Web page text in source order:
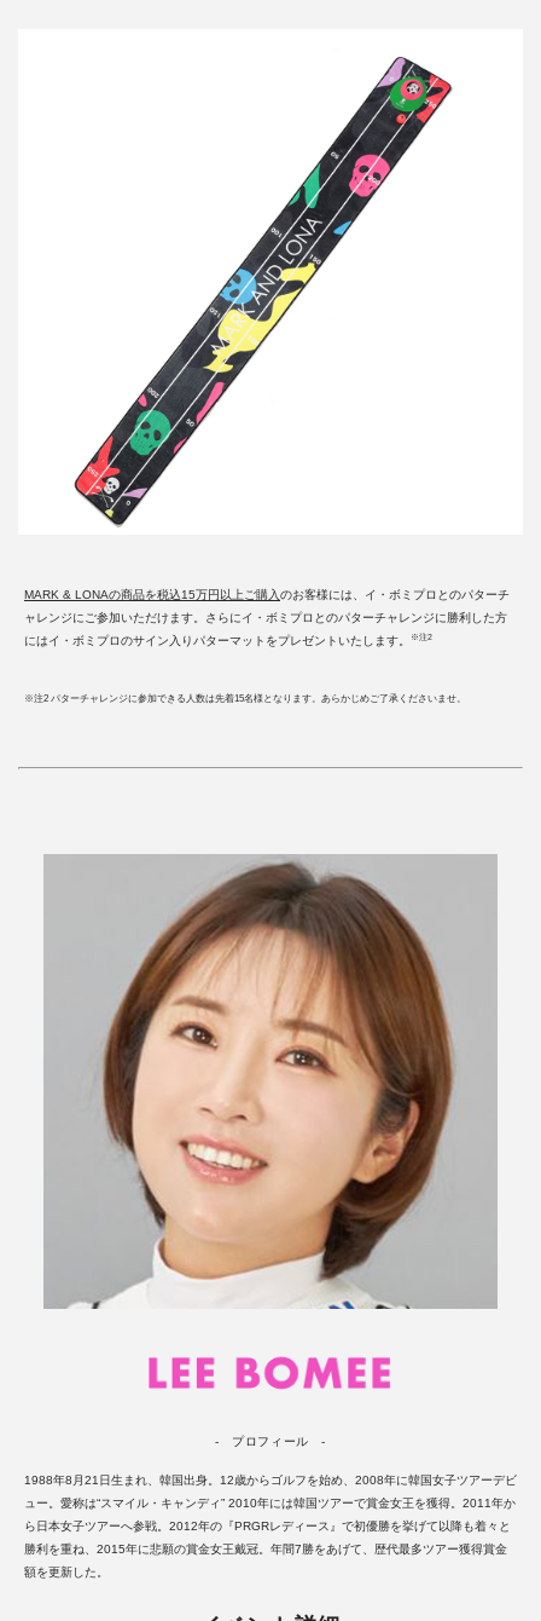
MARK & LONAの商品を税込15万円以上ご購入のお客様には、イ・ボミプロとのパターチ
ャレンジにご参加いただけます。さらにイ・ボミプロとのパターチャレンジに勝利した方
にはイ・ボミプロのサイン入りパターマットをプレゼントいたします。
※注2
※注2 パターチャレンジに参加できる人数は先着15名様となります。あらかじめご了承くださいませ。
- プロフィール -
1988年8月21日生まれ、韓国出身。12歳からゴルフを始め、2008年に韓国女子ツアーデビ
ュー。愛称は“スマイル・キャンディ” 2010年には韓国ツアーで賞金女王を獲得。2011年か
ら日本女子ツアーへ参戦。2012年の『PRGRレディース』で初優勝を挙げて以降も着々と
勝利を重ね、2015年に悲願の賞金女王戴冠。年間7勝をあげて、歴代最多ツアー獲得賞金
額を更新した。